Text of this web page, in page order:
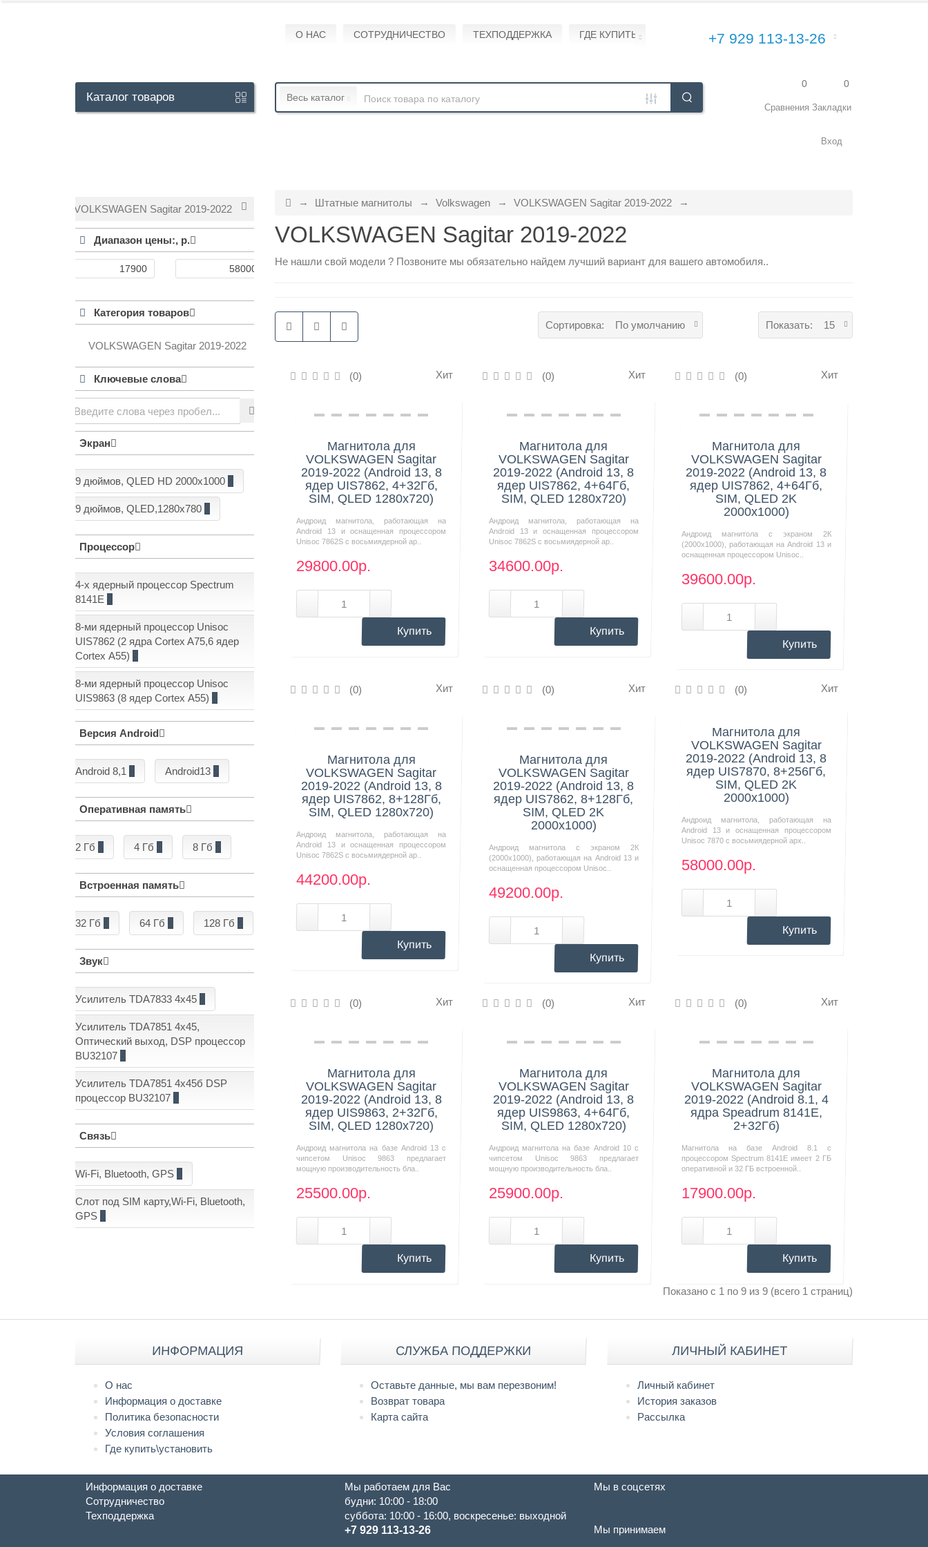
О НАС СОТРУДНИЧЕСТВО ТЕХПОДДЕРЖКА ГДЕ КУПИТЬ\УСТАНОВИТЬ +7 929 113-13-26
Каталог товаров Весь каталог
0
Закладки
0
Сравнения
Вход
VOLKSWAGEN Sagitar 2019-2022
Диапазон цены:, р.
Категория товаров
VOLKSWAGEN Sagitar 2019-2022
Ключевые слова
Экран
9 дюймов, QLED HD 2000x1000
9 дюймов, QLED,1280x780 6
Процессор
4-х ядерный процессор Spectrum
8141E 1
8-ми ядерный процессор Unisoc
UIS7862 (2 ядра Cortex A75,6 ядер
Cortex А55) 5
8-ми ядерный процессор Unisoc
UIS9863 (8 ядер Cortex А55)
Версия Android
Android 8,1 1 Android13 7
Оперативная память
2 Гб 4 Гб 4 8 Гб
Встроенная память
32 Гб 3 64 Гб 3 128 Гб
Звук
Усилитель TDA7833 4x45
Усилитель TDA7851 4x45,
Оптический выход, DSP процессор
BU32107 5
Усилитель TDA7851 4x45б DSP
процессор BU32107 1
Связь
Wi-Fi, Bluetooth, GPS 1
Слот под SIM карту,Wi-Fi, Bluetooth,
GPS 7
Штатные магнитолы Volkswagen VOLKSWAGEN Sagitar 2019-2022
VOLKSWAGEN Sagitar 2019-2022
Не нашли свой модели ? Позвоните мы обязательно найдем лучший вариант для вашего автомобиля..
Показать: 15
Сортировка: По умолчанию
(0) Хит
Нашли дешевле?
Магнитола для
VOLKSWAGEN Sagitar
2019-2022 (Android 13, 8
ядер UIS7862, 4+32Гб,
SIM, QLED 1280x720)
Андроид магнитола, работающая на
Android 13 и оснащенная процессором
Unisoc 7862S с восьмиядерной ар..
29800.00р.
Купить
(0) Хит
Нашли дешевле?
Магнитола для
VOLKSWAGEN Sagitar
2019-2022 (Android 13, 8
ядер UIS7862, 4+64Гб,
SIM, QLED 1280x720)
Андроид магнитола, работающая на
Android 13 и оснащенная процессором
Unisoc 7862S с восьмиядерной ар..
34600.00р.
Купить
(0) Хит
Нашли дешевле?
Магнитола для
VOLKSWAGEN Sagitar
2019-2022 (Android 13, 8
ядер UIS7862, 4+64Гб,
SIM, QLED 2K
2000x1000)
Андроид магнитола с экраном 2К
(2000х1000), работающая на Android 13 и
оснащенная процессором Unisoc..
39600.00р.
Купить
(0) Хит
Нашли дешевле?
Магнитола для
VOLKSWAGEN Sagitar
2019-2022 (Android 13, 8
ядер UIS7862, 8+128Гб,
SIM, QLED 1280x720)
Андроид магнитола, работающая на
Android 13 и оснащенная процессором
Unisoc 7862S с восьмиядерной ар..
44200.00р.
Купить
(0) Хит
Нашли дешевле?
Магнитола для
VOLKSWAGEN Sagitar
2019-2022 (Android 13, 8
ядер UIS7862, 8+128Гб,
SIM, QLED 2K
2000x1000)
Андроид магнитола с экраном 2К
(2000х1000), работающая на Android 13 и
оснащенная процессором Unisoc..
49200.00р.
Купить
(0) Хит
Магнитола для
VOLKSWAGEN Sagitar
2019-2022 (Android 13, 8
ядер UIS7870, 8+256Гб,
SIM, QLED 2K
2000x1000)
Андроид магнитола, работающая на
Android 13 и оснащенная процессором
Unisoc 7870 с восьмиядерной арх..
58000.00р.
Купить
(0) Хит
Нашли дешевле?
Магнитола для
VOLKSWAGEN Sagitar
2019-2022 (Android 13, 8
ядер UIS9863, 2+32Гб,
SIM, QLED 1280x720)
Андроид магнитола на базе Android 13 с
чипсетом Unisoc 9863 предлагает
мощную производительность бла..
25500.00р.
Купить
(0) Хит
Нашли дешевле?
Магнитола для
VOLKSWAGEN Sagitar
2019-2022 (Android 13, 8
ядер UIS9863, 4+64Гб,
SIM, QLED 1280x720)
Андроид магнитола на базе Android 10 с
чипсетом Unisoc 9863 предлагает
мощную производительность бла..
25900.00р.
Купить
(0) Хит
Нашли дешевле?
Магнитола для
VOLKSWAGEN Sagitar
2019-2022 (Android 8.1, 4
ядра Speadrum 8141E,
2+32Гб)
Магнитола на базе Android 8.1 с
процессором Spectrum 8141E имеет 2 ГБ
оперативной и 32 ГБ встроенной..
17900.00р.
Купить
Показано с 1 по 9 из 9 (всего 1 страниц)
ИНФОРМАЦИЯ
О нас
Информация о доставке
Политика безопасности
Условия соглашения
Где купить\установить
СЛУЖБА ПОДДЕРЖКИ
Оставьте данные, мы вам перезвоним!
Возврат товара
Карта сайта
ЛИЧНЫЙ КАБИНЕТ
Личный кабинет
История заказов
Рассылка
Информация о доставке
Сотрудничество
Техподдержка
Мы работаем для Вас
будни: 10:00 - 18:00
суббота: 10:00 - 16:00, воскресенье: выходной
+7 929 113-13-26
Мы в соцсетях
Мы принимаем